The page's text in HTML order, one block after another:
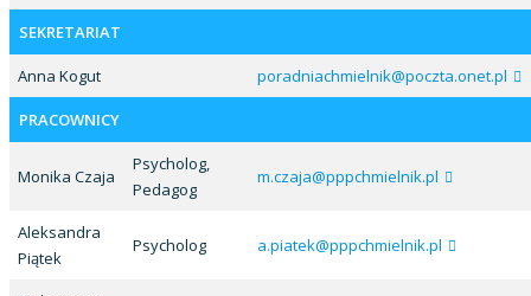
SEKRETARIAT
Anna Kogut poradniachmielnik@poczta.onet.pl
PRACOWNICY
Monika Czaja
Psycholog,
Pedagog
m.czaja@pppchmielnik.pl
Aleksandra
Piątek
Psycholog a.piatek@pppchmielnik.pl